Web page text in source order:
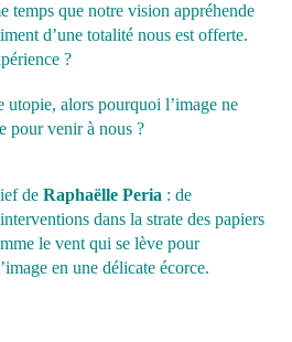
temps que notre vision appréhende
d’une totalité nous est offerte.
?
utopie, alors pourquoi l’image ne
pour venir à nous ?
de Raphaëlle Peria : de
dans la strate des papiers
le vent qui se lève pour
en une délicate écorce.